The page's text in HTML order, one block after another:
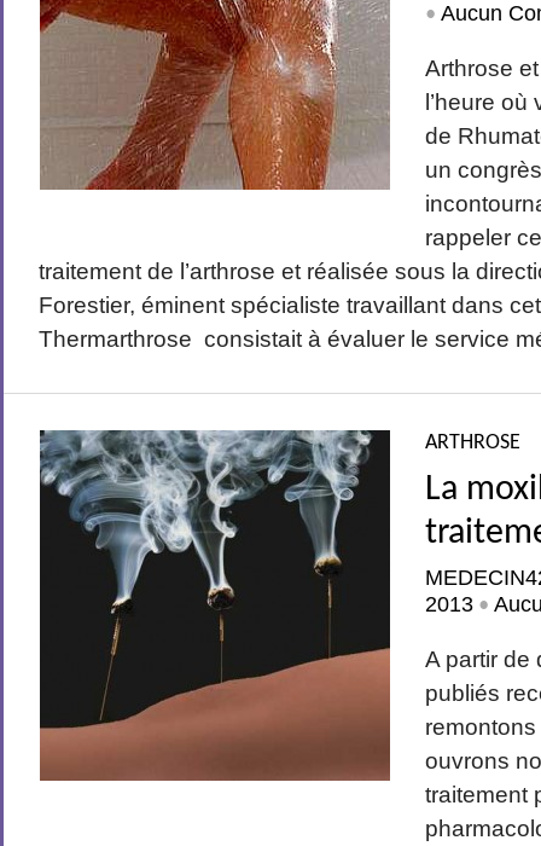
•Aucun
Arthrose
l’heure
de
un
rappeler
traitement de l’arthrose et réalisée sous la
Forestier, éminent spécialiste travaillant dans
Thermarthrose consistait à évaluer le service
ARTHROSE
La
2013 •
A partir de
publiés
ouvrons
traitement